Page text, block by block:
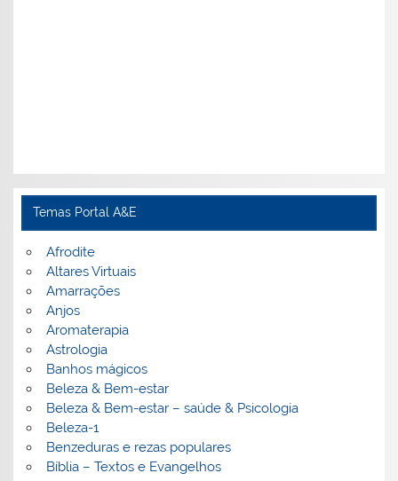
Temas Portal A&E
Afrodite
Altares Virtuais
Amarrações
Anjos
Aromaterapia
Astrologia
Banhos mágicos
Beleza & Bem-estar
Beleza & Bem-estar – saúde & Psicologia
Beleza-1
Benzeduras e rezas populares
Bíblia – Textos e Evangelhos